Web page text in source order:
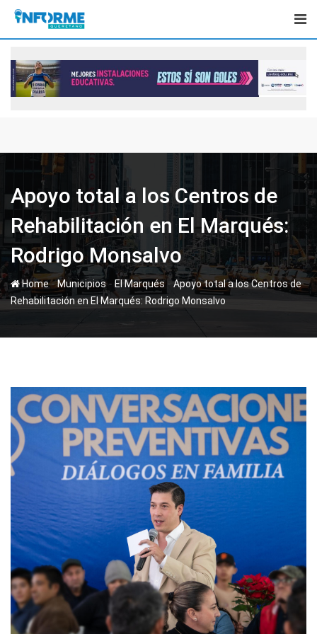
Skip
content
Apoyo total a los Centros de
Rehabilitación en El Marqués:
Rodrigo Monsalvo
Home-Municipios-El Marqués -Apoyo total a los Centros de
Rehabilitación en El Marqués: Rodrigo Monsalvo